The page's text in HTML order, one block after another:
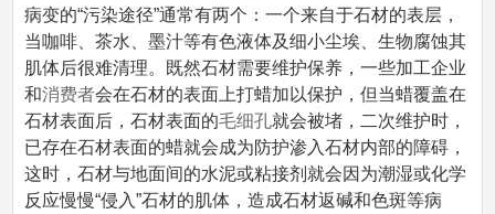
病变的“污染途径”通常有两个：一个来自于石材的表层，
当咖啡、茶水、墨汁等有色液体及细小尘埃、生物腐蚀其
肌体后很难清理。既然石材需要维护保养，一些加工企业
和消费者会在石材的表面上打蜡加以保护，但当蜡覆盖在
石材表面后，石材表面的毛细孔就会被堵，二次维护时，
已存在石材表面的蜡就会成为防护渗入石材内部的障碍，
这时，石材与地面间的水泥或粘接剂就会因为潮湿或化学
反应慢慢“侵入”石材的肌体，造成石材返碱和色斑等病